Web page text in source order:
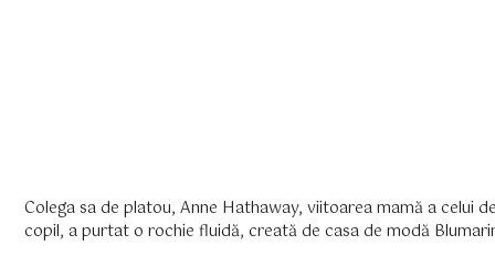
Colega sa de platou, Anne Hathaway, viitoarea mamă a celui
copil, a purtat o rochie fluidă, creată de casa de modă